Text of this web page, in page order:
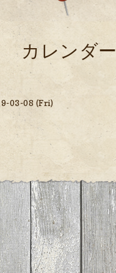
カレンダ
03-08 (Fri)